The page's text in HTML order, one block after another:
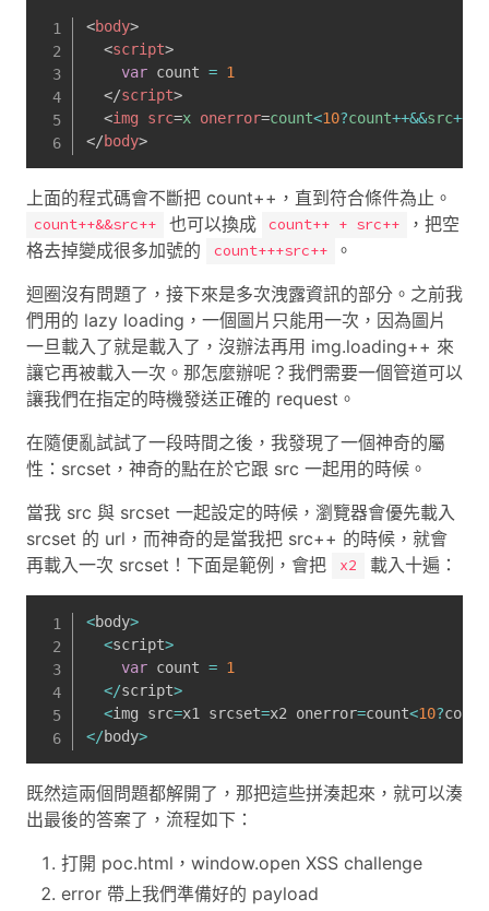
<body>
<script>
var count = 1
</script>
<img src=x onerror=count<10?count++&&src++
</body>
上面的程式碼會不斷把 count++，直到符合條件為止。
count++&&src++ 也可以換成 count++ + src++
，把空
格去掉變成很多加號的
count+++src++
。
迴圈沒有問題了，接下來是多次洩露資訊的部分。之前我
們用的 lazy loading，一個圖片只能用一次，因為圖片
一旦載入了就是載入了，沒辦法再用 img.loading++ 來
讓它再被載入一次。那怎麼辦呢？我們需要一個管道可以
讓我們在指定的時機發送正確的 request。
在隨便亂試試了一段時間之後，我發現了一個神奇的屬
性：srcset，神奇的點在於它跟 src 一起用的時候。
當我 src 與 srcset 一起設定的時候，瀏覽器會優先載入
srcset 的 url，而神奇的是當我把 src++ 的時候，就會
再載入一次 srcset！下面是範例，會把
x2 載入十遍：
<body>
<script>
var count = 1
</script>
<img src=x1 srcset=x2 onerror=count<10?count
</body>
既然這兩個問題都解開了，那把這些拼湊起來，就可以湊
出最後的答案了，流程如下：
打開 poc.html，window.open XSS challenge
error 帶上我們準備好的 payload